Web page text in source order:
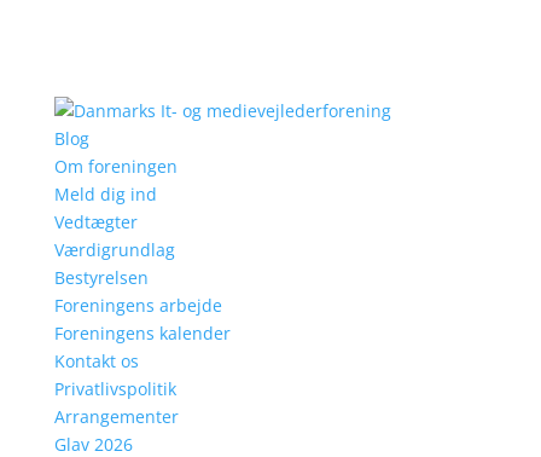
Blog
Om foreningen
Meld dig ind
Vedtægter
Værdigrundlag
Bestyrelsen
Foreningens arbejde
Foreningens kalender
Kontakt os
Privatlivspolitik
Arrangementer
Glav 2026